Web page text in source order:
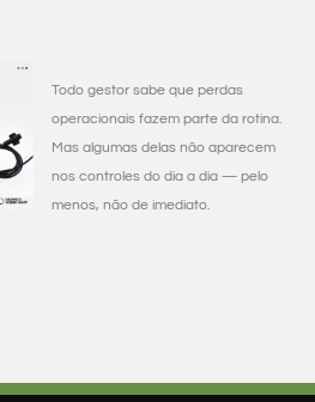
Todo gestor sabe que perdas
operacionais fazem parte da rotina.
Mas algumas delas não aparecem
nos controles do dia a dia — pelo
menos, não de imediato.